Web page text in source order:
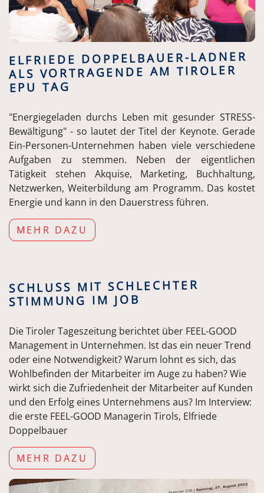
ELFRIEDE DOPPELBAUER-LADNER
ALS VORTRAGENDE AM TIROLER
EPU TAG
"Energiegeladen durchs Leben mit gesunder STRESS-
Bewältigung" - so lautet der Titel der Keynote. Gerade
Ein-Personen-Unternehmen haben viele verschiedene
Aufgaben zu stemmen. Neben der eigentlichen
Tätigkeit stehen Akquise, Marketing, Buchhaltung,
Netzwerken, Weiterbildung am Programm. Das kostet
Energie und kann in den Dauerstress führen.
MEHR DAZU
SCHLUSS MIT SCHLECHTER
STIMMUNG IM JOB
Die Tiroler Tageszeitung berichtet über FEEL-GOOD
Management in Unternehmen. Ist das ein neuer Trend
oder eine Notwendigkeit? Warum lohnt es sich, das
Wohlbefinden der Mitarbeiter im Auge zu haben? Wie
wirkt sich die Zufriedenheit der Mitarbeiter auf Kunden
und den Erfolg eines Unternehmens aus? Im Interview:
die erste FEEL-GOOD Managerin Tirols, Elfriede
Doppelbauer
MEHR DAZU